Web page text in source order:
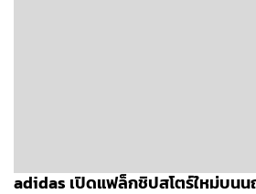
adidas เปิดแฟล็กชิปสโตร์ใหม่บนน